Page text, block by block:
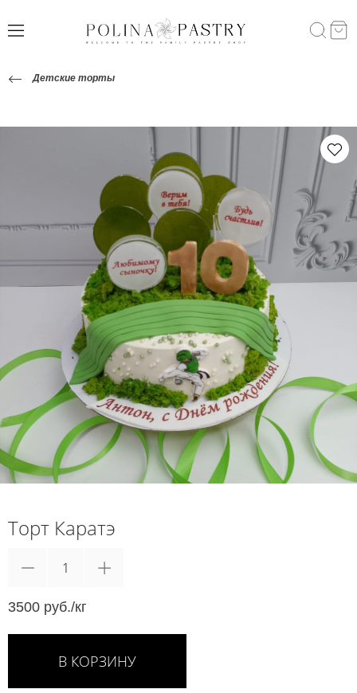
Детские торты
Торт Каратэ
3500 руб./кг
В КОРЗИНУ